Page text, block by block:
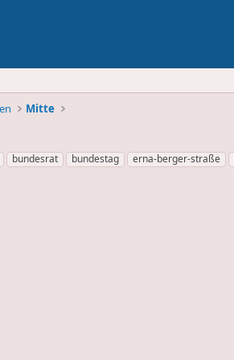
Mitte
bundesrat bundestag erna-berger-straße